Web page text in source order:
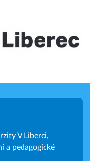
V Liberci,
a pedagogické